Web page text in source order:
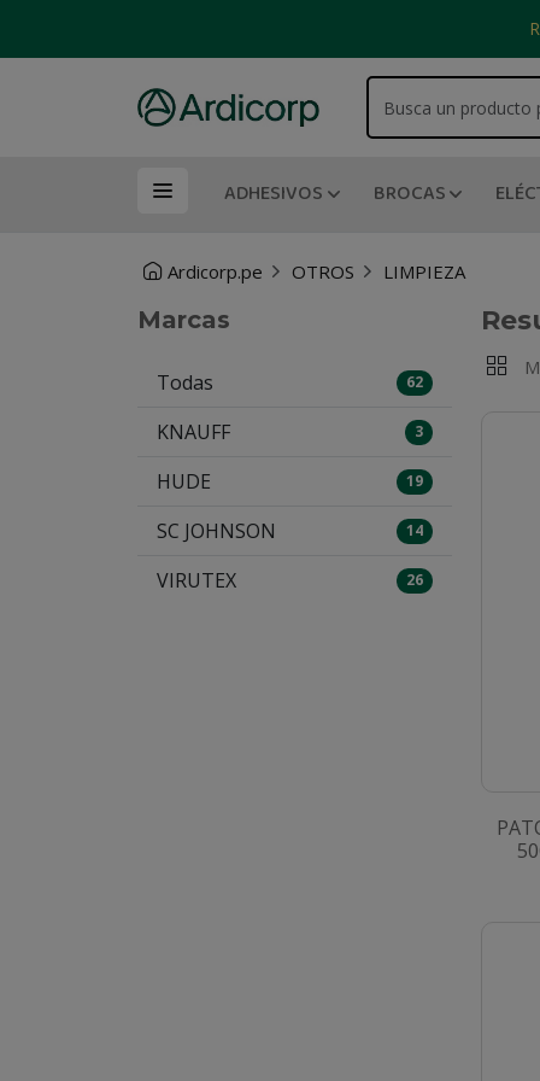
ADHESIVOS BROCAS
Ardicorp.pe OTROS LIMPIEZA
Marcas
Todas 62
KNAUFF 3
HUDE 19
SC JOHNSON 14
VIRUTEX 26